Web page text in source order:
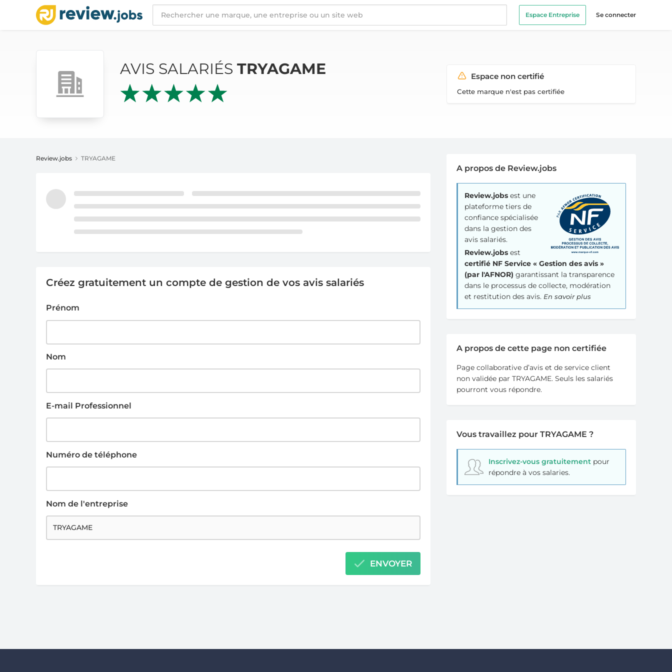
Espace Entreprise Se connecter
AVIS SALARIÉS TRYAGAME
AVIS SALARIÉS TRYAGAME Espace non certifié
Cette marque n'est pas certifiée
Review.jobs TRYAGAME
Créez gratuitement un compte de gestion de vos avis salariés
Prénom
Nom
E-mail Professionnel
Numéro de téléphone
Nom de l'entreprise
ENVOYER
A propos de Review.jobs
Review.jobs est une
plateforme tiers de
confiance spécialisée
dans la gestion des
avis salariés.
Review.jobs est
certifié NF Service « Gestion des avis »
(par l'AFNOR) garantissant la transparence
dans le processus de collecte, modération
et restitution des avis.En savoir plus
A propos de cette page non certifiée
Page collaborative d’avis et de service client
non validée par TRYAGAME. Seuls les salariés
pourront vous répondre.
Vous travaillez pour TRYAGAME ?
Inscrivez-vous gratuitementpour
répondre à vos salaries.